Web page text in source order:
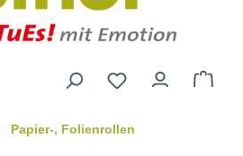
Papier-, Folienrollen